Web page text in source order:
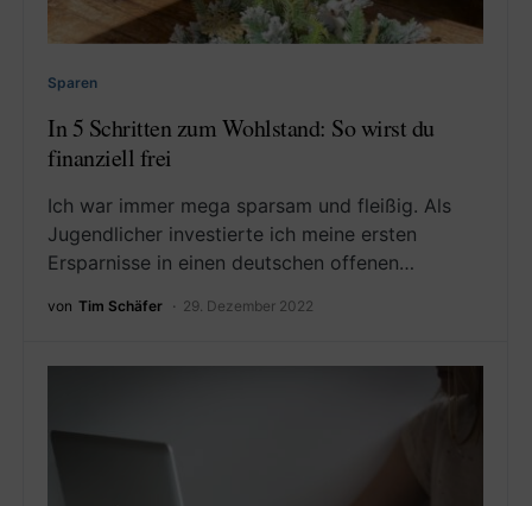
Sparen
In 5 Schritten zum Wohlstand: So wirst du
finanziell frei
Ich war immer mega sparsam und fleißig. Als
Jugendlicher investierte ich meine ersten
Ersparnisse in einen deutschen offenen…
von Tim Schäfer 29. Dezember 2022